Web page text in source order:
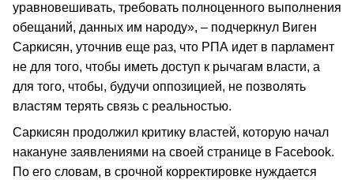
уравновешивать, требовать полноценного выполнения
обещаний, данных им народу», – подчеркнул Виген
Саркисян, уточнив еще раз, что РПА идет в парламент
не для того, чтобы иметь доступ к рычагам власти, а
для того, чтобы, будучи оппозицией, не позволять
властям терять связь с реальностью.
Саркисян продолжил критику властей, которую начал
накануне заявлениями на своей странице в Facebook.
По его словам, в срочной корректировке нуждается